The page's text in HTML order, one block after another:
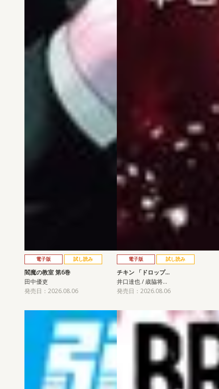
電子版 試し読み
閻魔の教室 第6巻
田中優吏
発売日：2026.08.06
電子版 試し読み
チキン 「ドロップ…
井口達也 / 歳脇将…
発売日：2026.08.06